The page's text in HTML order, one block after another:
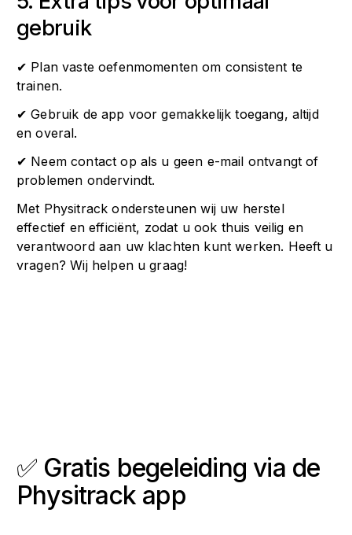
gebruik
✔ Plan vaste oefenmomenten om consistent te
trainen.
✔ Gebruik de app voor gemakkelijk toegang, altijd
en overal.
✔ Neem contact op als u geen e-mail ontvangt of
problemen ondervindt.
Met Physitrack ondersteunen wij uw herstel
effectief en efficiënt, zodat u ook thuis veilig en
verantwoord aan uw klachten kunt werken. Heeft u
vragen? Wij helpen u graag!
✅ Gratis begeleiding via de
Physitrack app